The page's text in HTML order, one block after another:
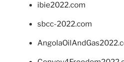
ibie2022.com
sbcc-2022.com